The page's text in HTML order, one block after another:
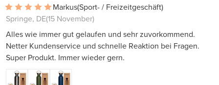
Markus(Sport- / Freizeitgeschäft)
Springe, DE(15 November)
Alles wie immer gut gelaufen und sehr zuvorkommend.
Netter Kundenservice und schnelle Reaktion bei Fragen.
Super Produkt. Immer wieder gern.